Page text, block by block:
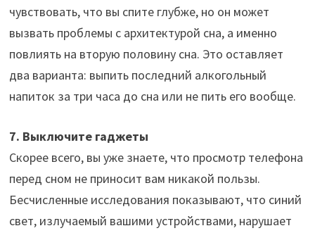
чувствовать, что вы спите глубже, но он может
вызвать проблемы с архитектурой сна, а именно
повлиять на вторую половину сна. Это оставляет
два варианта: выпить последний алкогольный
напиток за три часа до сна или не пить его вообще.
7. Выключите гаджеты
Скорее всего, вы уже знаете, что просмотр телефона
перед сном не приносит вам никакой пользы.
Бесчисленные исследования показывают, что синий
свет, излучаемый вашими устройствами, нарушает